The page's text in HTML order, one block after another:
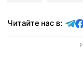
Читайте нас в: